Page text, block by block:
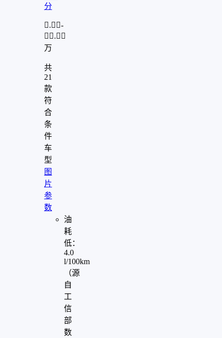
分
.-
.
万
共
21
款
符
合
条
件
车
型
图
片
参
数
油
耗
低：
4.0
l/100km
（源
自
工
信
部
数